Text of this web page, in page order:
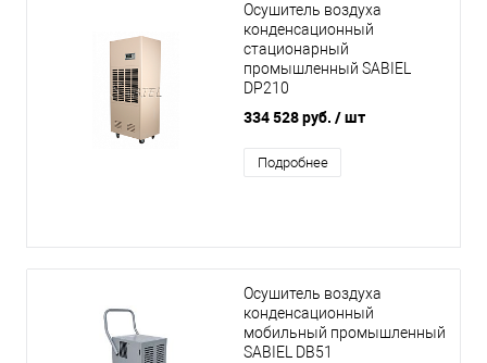
Осушитель воздуха
конденсационный
стационарный
промышленный SABIEL
DP210
334 528 руб. / шт
Подробнее
Осушитель воздуха
конденсационный
мобильный промышленный
SABIEL DB51